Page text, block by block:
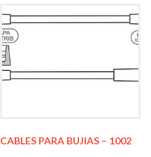
CABLES PARA BUJIAS – 1002